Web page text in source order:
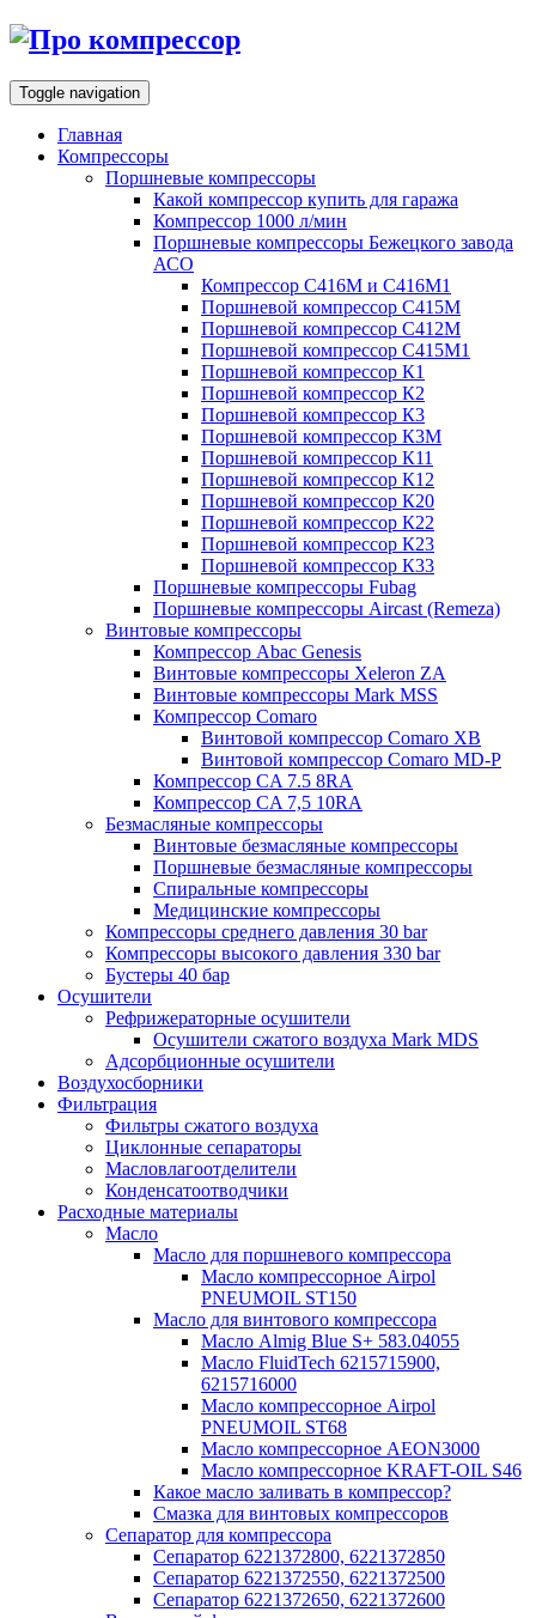
Toggle navigation
Главная
Компрессоры
Поршневые компрессоры
Какой компрессор купить для гаража
Компрессор 1000 л/мин
Поршневые компрессоры Бежецкого завода
АСО
Компрессор С416М и С416М1
Поршневой компрессор С415М
Поршневой компрессор С412М
Поршневой компрессор С415М1
Поршневой компрессор К1
Поршневой компрессор К2
Поршневой компрессор К3
Поршневой компрессор К3М
Поршневой компрессор К11
Поршневой компрессор К12
Поршневой компрессор К20
Поршневой компрессор К22
Поршневой компрессор К23
Поршневой компрессор К33
Поршневые компрессоры Fubag
Поршневые компрессоры Aircast (Remeza)
Винтовые компрессоры
Компрессор Abac Genesis
Винтовые компрессоры Xeleron ZA
Винтовые компрессоры Mark MSS
Компрессор Comaro
Винтовой компрессор Comaro XB
Винтовой компрессор Comaro MD-P
Компрессор CA 7.5 8RA
Компрессор CA 7,5 10RA
Безмасляные компрессоры
Винтовые безмасляные компрессоры
Поршневые безмасляные компрессоры
Спиральные компрессоры
Медицинские компрессоры
Компрессоры среднего давления 30 bar
Компрессоры высокого давления 330 bar
Бустеры 40 бар
Осушители
Рефрижераторные осушители
Осушители сжатого воздуха Mark MDS
Адсорбционные осушители
Воздухосборники
Фильтрация
Фильтры сжатого воздуха
Циклонные сепараторы
Масловлагоотделители
Конденсатоотводчики
Расходные материалы
Масло
Масло для поршневого компрессора
Масло компрессорное Airpol
PNEUMOIL ST150
Масло для винтового компрессора
Масло Almig Blue S+ 583.04055
Масло FluidTech 6215715900,
6215716000
Масло компрессорное Airpol
PNEUMOIL ST68
Масло компрессорное AEON3000
Масло компрессорное KRAFT-OIL S46
Какое масло заливать в компрессор?
Смазка для винтовых компрессоров
Сепаратор для компрессора
Сепаратор 6221372800, 6221372850
Сепаратор 6221372550, 6221372500
Сепаратор 6221372650, 6221372600